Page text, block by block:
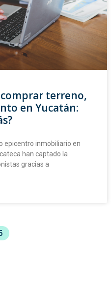
terreno,
en Yucatán:
epicentro inmobiliario en
han captado la
gracias a